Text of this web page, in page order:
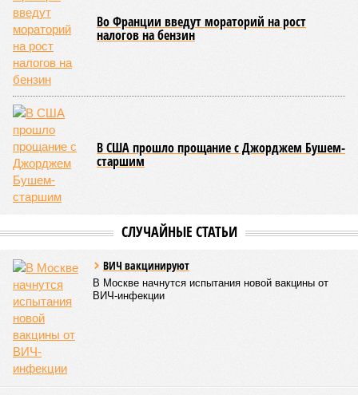
конкретными инженерными работами (усиление
монолитных конструкций, устранение проектных ошибок) –
то по «Станции Л» подобной публичной отчётности
дольщики не видят. Ни Capital Group, ни кураторы
строительства не подтверждают ни соблюдения графика
строительства, ни объёма фактически выполненных работ.
Напрашивается закономерный вопрос: если
декларируемая «Capital Group модель (достраивать
проблемные объекты SSD») сработала на
Лосиноостровской, почему она не масштабируется на
Люблино? И означает ли отсутствие техники на площадке,
определён?Митингии палаточные лагеря у объекта в
последние месяцы в личном общении нам перестали
называть даже ориентировочные сроки», – рассказывают
расстроенные дольщики.
Казалось бы, формально ответственность по
достраиванию объекта распределена. Seven Suns
Development – банкрот, часть его структур признана
несостоятельной ещё в 2024 году, бенефициар компании